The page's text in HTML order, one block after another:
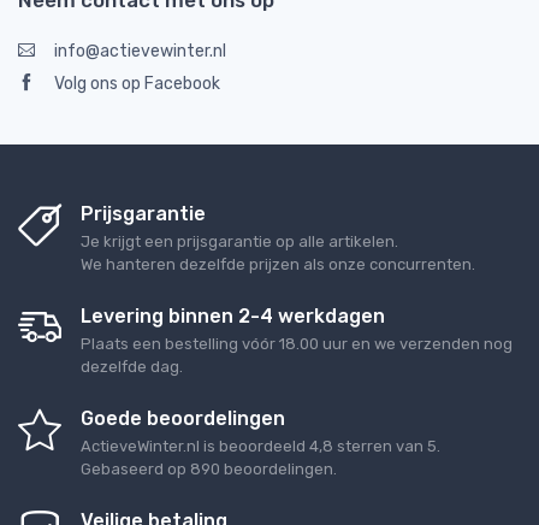
info@actievewinter.nl
Volg ons op Facebook
Prijsgarantie
Je krijgt een prijsgarantie op alle artikelen.
We hanteren dezelfde prijzen als onze concurrenten.
Levering binnen 2-4 werkdagen
Plaats een bestelling vóór 18.00 uur en we verzenden nog
dezelfde dag.
Goede beoordelingen
ActieveWinter.nl is beoordeeld 4,8 sterren van 5
Gebaseerd op 890 beoordelingen.